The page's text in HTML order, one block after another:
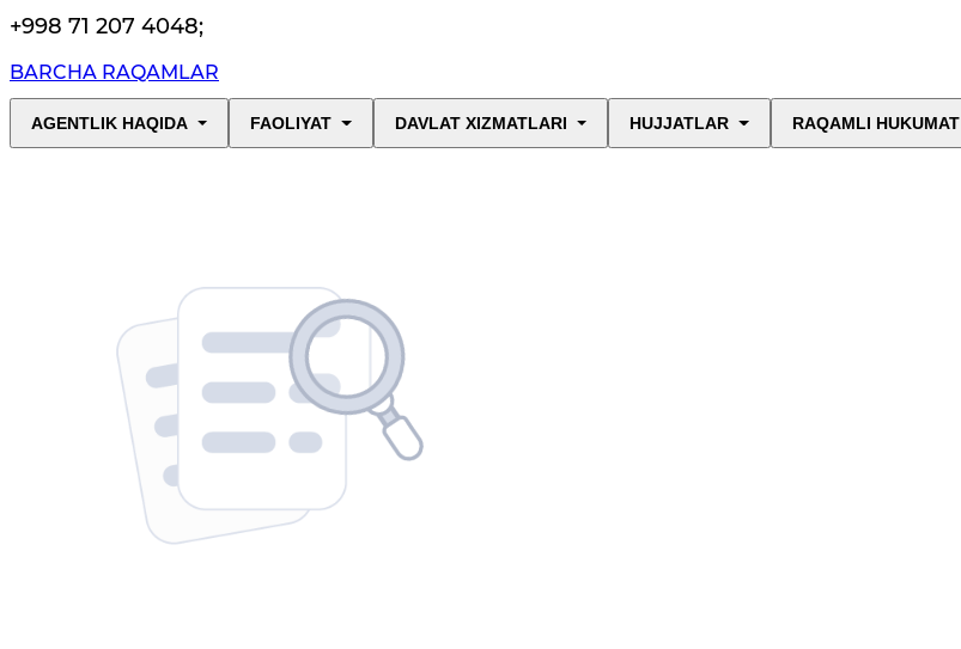
+998 71 207 4048;
BARCHA RAQAMLAR
AGENTLIK HAQIDA FAOLIYAT DAVLAT XIZMATLARI HUJJATLAR RAQAMLI HUKUMAT